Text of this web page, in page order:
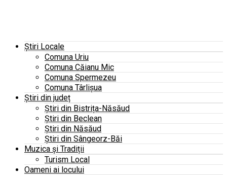
Știri Locale
Comuna Uriu
Comuna Căianu Mic
Comuna Spermezeu
Comuna Târlișua
Știri din județ
Știri din Bistrița-Năsăud
Știri din Beclean
Știri din Năsăud
Știri din Sângeorz-Băi
Muzica și Tradiții
Turism Local
Oameni ai locului